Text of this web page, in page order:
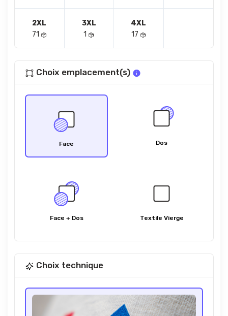
2XL
71
3XL
1
4XL
17
Choix emplacement(s)
Face Dos
Face + Dos Textile Vierge
Choix technique